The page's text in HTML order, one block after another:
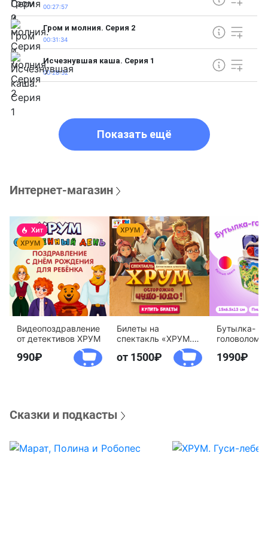
00:27:57
Гром и молния. Серия 2
00:31:34
Исчезнувшая каша. Серия 1
00:28:32
Показать ещё
Интернет-магазин
Видеопоздравление
от детективов ХРУМ
990
Билеты на
спектакль «ХРУМ.
Осторожно, Чудо-
Юдо!»
от 1500
Бутылка-
агентство
1990
Сказки и подкасты